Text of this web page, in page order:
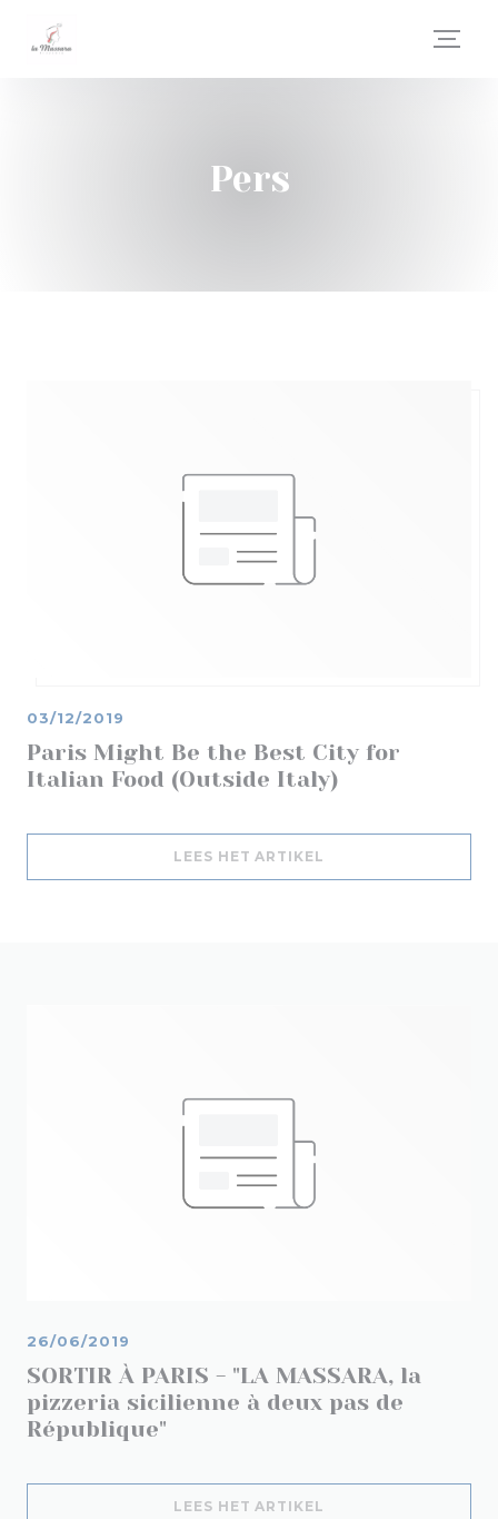
Pers
Paris Might Be the Best City for
Italian Food (Outside Italy)
03/12/2019
LEES HET ARTIKEL
SORTIR À PARIS - "LA MASSARA, la
pizzeria sicilienne à deux pas de
République"
26/06/2019
LEES HET ARTIKEL